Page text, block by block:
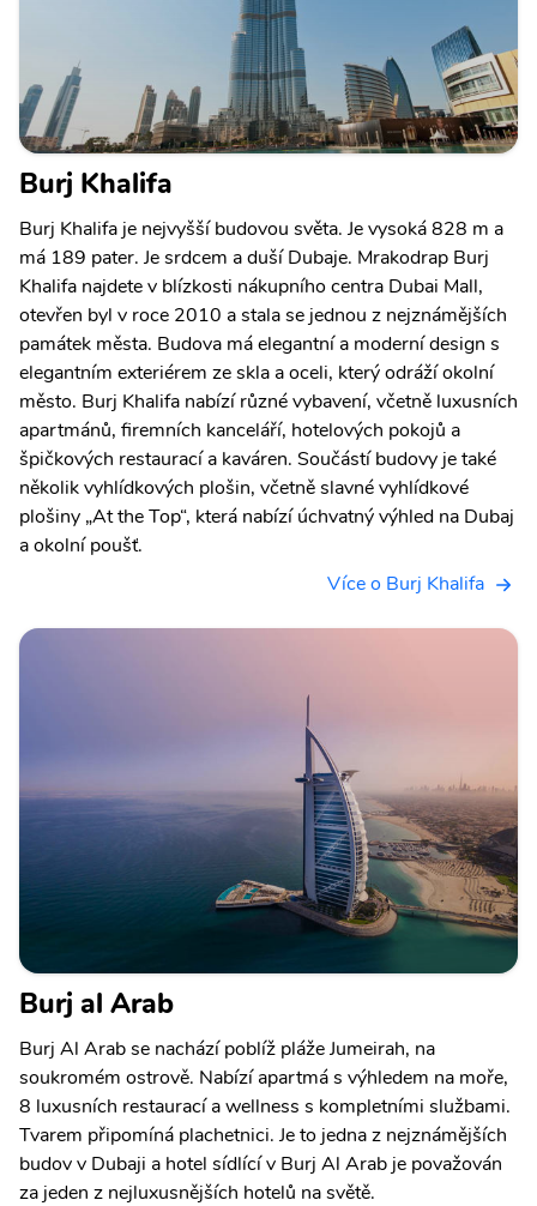
Burj Khalifa
Burj Khalifa je nejvyšší budovou světa. Je vysoká 828 m a
má 189 pater. Je srdcem a duší Dubaje. Mrakodrap Burj
Khalifa najdete v blízkosti nákupního centra Dubai Mall,
otevřen byl v roce 2010 a stala se jednou z nejznámějších
památek města. Budova má elegantní a moderní design s
elegantním exteriérem ze skla a oceli, který odráží okolní
město. Burj Khalifa nabízí různé vybavení, včetně luxusních
apartmánů, firemních kanceláří, hotelových pokojů a
špičkových restaurací a kaváren. Součástí budovy je také
několik vyhlídkových plošin, včetně slavné vyhlídkové
plošiny „At the Top“, která nabízí úchvatný výhled na Dubaj
a okolní poušť.
Více o Burj Khalifa
Burj al Arab
Burj Al Arab se nachází poblíž pláže Jumeirah, na
soukromém ostrově. Nabízí apartmá s výhledem na moře,
8 luxusních restaurací a wellness s kompletními službami.
Tvarem připomíná plachetnici. Je to jedna z nejznámějších
budov v Dubaji a hotel sídlící v Burj Al Arab je považován
za jeden z nejluxusnějších hotelů na světě.